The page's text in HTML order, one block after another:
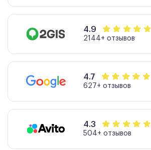
4.9
2144+ отзывов
4.7
627+ отзывов
4.3
504+ отзывов